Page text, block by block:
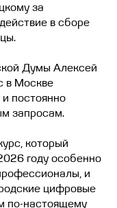
за
в сборе
Думы Алексей
в Москве
постоянно
запросам.
который
году особенно
и
цифровые
по-настоящему